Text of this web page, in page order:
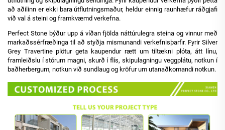
að aðilinn er ekki bara útflutningsmaður, heldur einnig raunhæfur ráðgjafi
við val á steini og framkvæmd verkefna.
Perfect Stone býður upp á víðan fjölda náttúrulegra steina og vinnur með
markaðssérfræðinga til að styðja mismunandi verkefnisþarfir. Fyrir Silver
Grey Travertine plötur geta kaupendur rætt um tiltækni plóta, átt línu,
framleiðslu í stórum magni, skurð í flís, skipulagningu veggplátu, notkun í
baðherbergum, notkun við sundlaug og kröfur um utanaðkomandi notkun.